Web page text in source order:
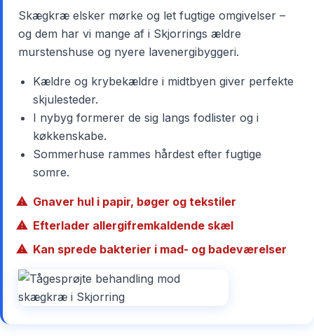
Skægkræ elsker mørke og let fugtige omgivelser –
og dem har vi mange af i Skjorrings ældre
murstenshuse og nyere lavenergibyggeri.
Kældre og krybekældre i midtbyen giver perfekte
skjulesteder.
I nybyg formerer de sig langs fodlister og i
køkkenskabe.
Sommerhuse rammes hårdest efter fugtige
somre.
Gnaver hul i papir, bøger og tekstiler
Efterlader allergifremkaldende skæl
Kan sprede bakterier i mad- og badeværelser